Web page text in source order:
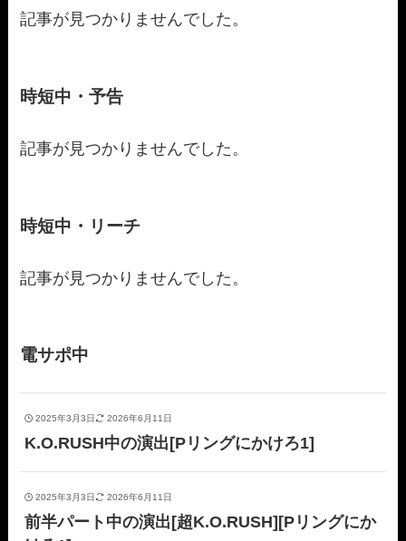
記事が見つかりませんでした。
時短中・予告
記事が見つかりませんでした。
時短中・リーチ
記事が見つかりませんでした。
電サポ中
2025年3月3日 2026年6月11日
K.O.RUSH中の演出[Pリングにかけろ1]
2025年3月3日 2026年6月11日
前半パート中の演出[超K.O.RUSH][Pリングにか